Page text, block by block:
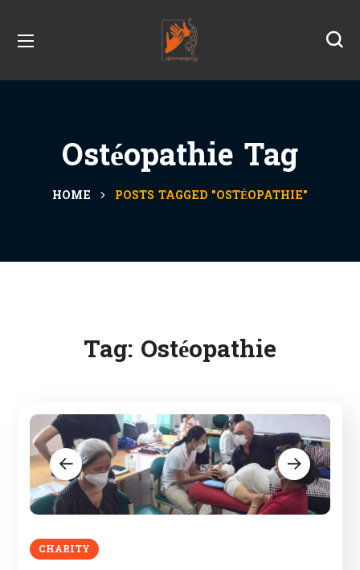
Ostéopathie Tag
HOME POSTS TAGGED "OSTÉOPATHIE"
Tag: Ostéopathie
CHARITY